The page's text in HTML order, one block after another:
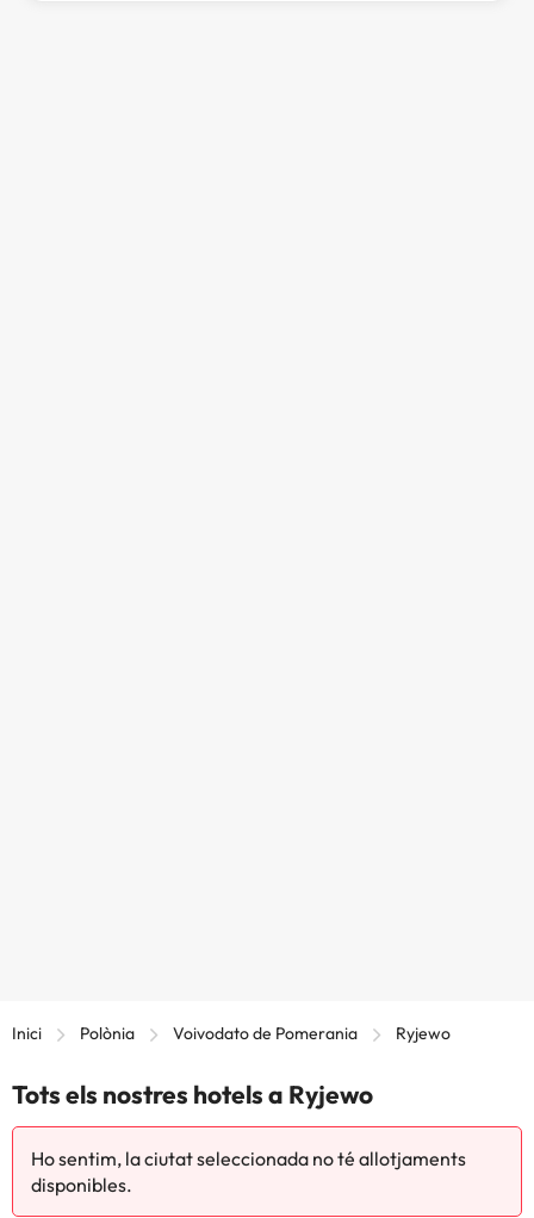
Inici Polònia Voivodato de Pomerania Ryjewo
Tots els nostres hotels a Ryjewo
Ho sentim, la ciutat seleccionada no té allotjaments
disponibles.